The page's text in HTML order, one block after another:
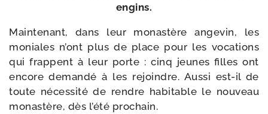
engins.
Maintenant, dans leur monas­tère ange­vin, les
moniales n’ont plus de place pour les voca­tions
qui frappent à leur porte : cinq jeunes filles ont
encore deman­dé à les rejoindre. Aussi est-​il de
toute néces­si­té de rendre habi­table le nou­veau
monas­tère, dès l’é­té prochain.